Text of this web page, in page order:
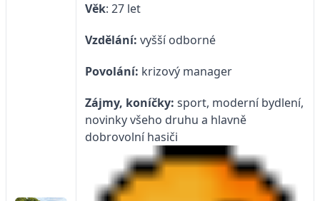
Věk: 27 let
Vzdělání: vyšší odborné
Povolání: krizový manager
Zájmy, koníčky: sport, moderní bydlení,
novinky všeho druhu a hlavně
dobrovolní hasiči